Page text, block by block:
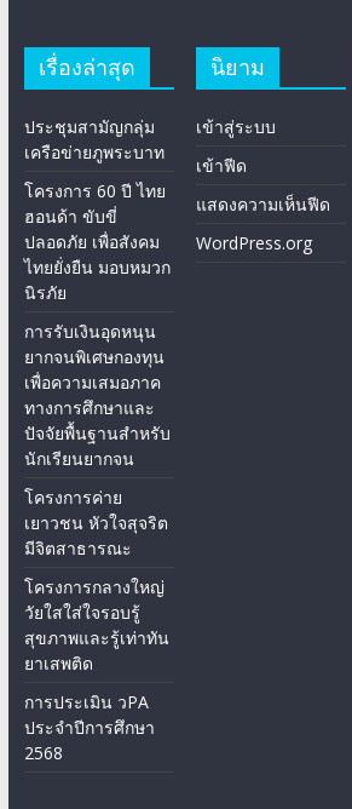
เรื่องล่าสุด
ประชุมสามัญกลุ่ม
เครือข่ายภูพระบาท
โครงการ 60 ปี ไทย
ฮอนด้า ขับขี่
ปลอดภัย เพื่อสังคม
ไทยยั่งยืน มอบหมวก
นิรภัย
การรับเงินอุดหนุน
ยากจนพิเศษกองทุน
เพื่อความเสมอภาค
ทางการศึกษาและ
ปัจจัยพื้นฐานสำหรับ
นักเรียนยากจน
โครงการค่าย
เยาวชน หัวใจสุจริต
มีจิตสาธารณะ
โครงการกลางใหญ่
วัยใสใส่ใจรอบรู้
สุขภาพและรู้เท่าทัน
ยาเสพติด
การประเมิน วPA
ประจำปีการศึกษา
2568
นิยาม
เข้าสู่ระบบ
เข้าฟีด
แสดงความเห็นฟีด
WordPress.org